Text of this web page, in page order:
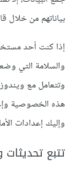
بياناتهم من
وتتعامل مع
هذه الخصوصية
وإليك إعدادات
تتبع تحديثات